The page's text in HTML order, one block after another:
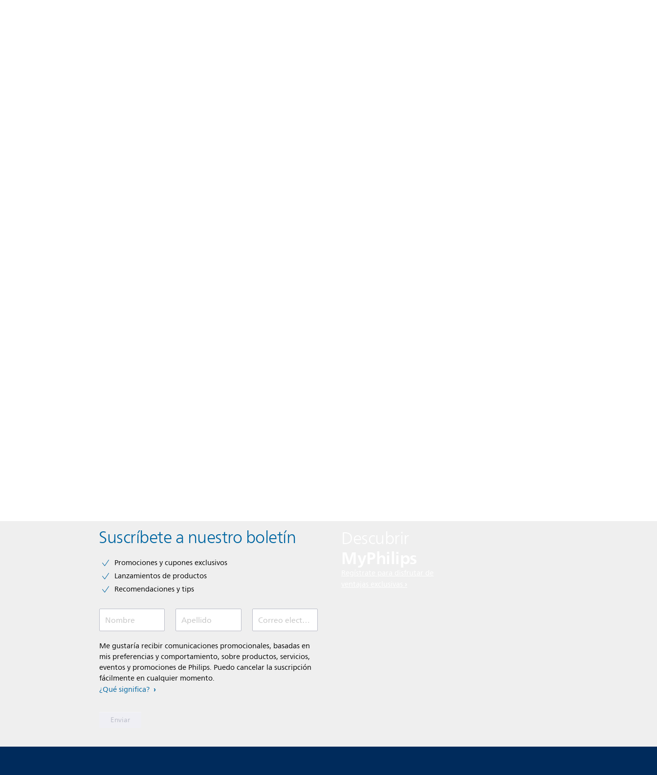
Suscríbete a nuestro boletín
Promociones y cupones exclusivos
Lanzamientos de productos
Recomendaciones y tips
Nombre Apellido Correo electrónico (Obligatorio)
Me gustaría recibir comunicaciones promocionales, basadas en
mis preferencias y comportamiento, sobre productos, servicios,
eventos y promociones de Philips. Puedo cancelar la suscripción
fácilmente en cualquier momento.
¿Qué significa?